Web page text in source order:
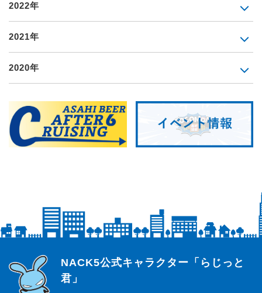
2022年
2021年
2020年
らじっと君
NACK5公式キャラクター「らじっと
君」